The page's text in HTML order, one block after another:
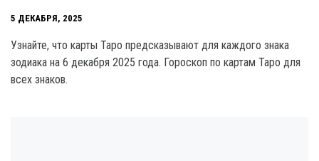
5 ДЕКАБРЯ, 2025
Узнайте, что карты Таро предсказывают для каждого знака
зодиака на 6 декабря 2025 года. Гороскоп по картам Таро для
всех знаков.